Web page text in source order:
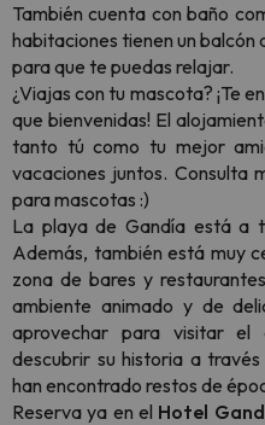
También cuenta con baño
habitaciones tienen un
para que te puedas relajar.
¿Viajas con tu mascota? ¡Te
que bienvenidas! El
tanto tú como tu mejor
vacaciones juntos. Consulta
para mascotas :)
La playa de Gandía está a
Además, también está muy
zona de bares y
ambiente animado y de
aprovechar para visitar
descubrir su historia a
han encontrado restos de
Reserva ya en el Hotel